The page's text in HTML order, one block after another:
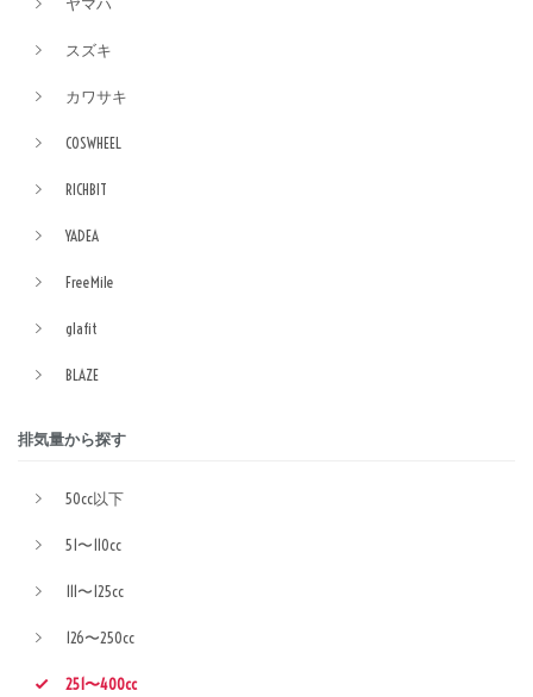
スズキ
カワサキ
COSWHEEL
RICHBIT
YADEA
FreeMile
glafit
BLAZE
排気量から探す
50cc以下
51〜110cc
111〜125cc
126〜250cc
251〜400cc